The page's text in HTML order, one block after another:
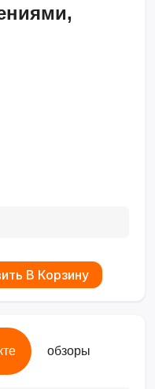
В Корзину
обзоры